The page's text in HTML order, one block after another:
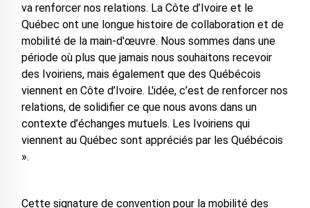
va renforcer nos relations. La Côte d’Ivoire et le
Québec ont une longue histoire de collaboration et de
mobilité de la main-d'œuvre. Nous sommes dans une
période où plus que jamais nous souhaitons recevoir
des Ivoiriens, mais également que des Québécois
viennent en Côte d’Ivoire. L'idée, c’est de renforcer nos
relations, de solidifier ce que nous avons dans un
contexte d’échanges mutuels. Les Ivoiriens qui
viennent au Québec sont appréciés par les Québécois
».
Cette signature de convention pour la mobilité des